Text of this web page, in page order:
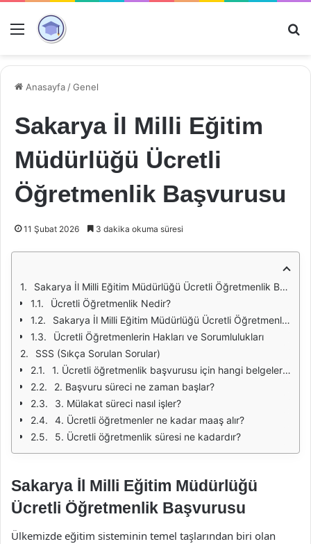
Menü
Anasayfa /Genel
Sakarya İl Milli Eğitim
Müdürlüğü Ücretli
Öğretmenlik Başvurusu
11 Şubat 2026 3 dakika okuma süresi
Sakarya İl Milli Eğitim Müdürlüğü Ücretli Öğretmenlik Başvurusu
Ücretli Öğretmenlik Nedir?
Sakarya İl Milli Eğitim Müdürlüğü Ücretli Öğretmenlik Başvurusu Süreci
Ücretli Öğretmenlerin Hakları ve Sorumlulukları
SSS (Sıkça Sorulan Sorular)
1. Ücretli öğretmenlik başvurusu için hangi belgeler gereklidir?
2. Başvuru süreci ne zaman başlar?
3. Mülakat süreci nasıl işler?
4. Ücretli öğretmenler ne kadar maaş alır?
5. Ücretli öğretmenlik süresi ne kadardır?
Sakarya İl Milli Eğitim Müdürlüğü
Ücretli Öğretmenlik Başvurusu
Ülkemizde eğitim sisteminin temel taşlarından biri olan